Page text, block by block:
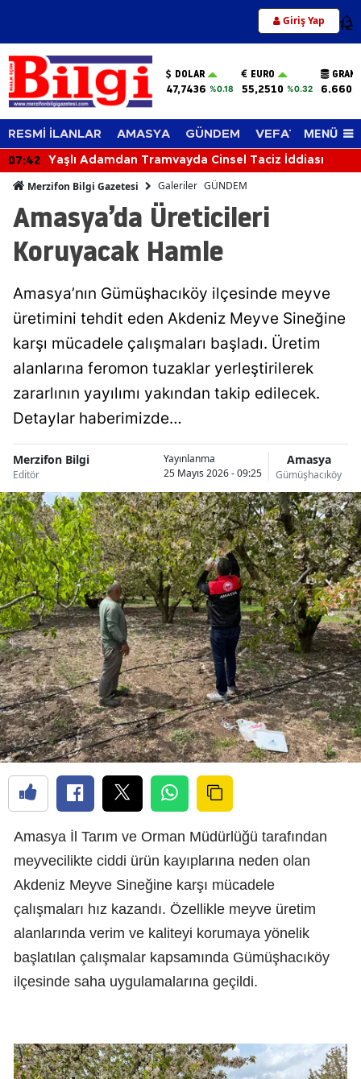
Giriş Yap 12
DOLAR
47,7436 %0.18
EURO
55,2510 %0.32
RESMİ İLANLAR AMASYA GÜNDEM VEFAT EDENLER
MENÜ
07:42 Yaşlı Adamdan Tramvayda Cinsel Taciz İddiası
Merzifon Bilgi Gazetesi Galeriler GÜNDEM
Amasya’da Üreticileri
Koruyacak Hamle
Amasya’nın Gümüşhacıköy ilçesinde meyve
üretimini tehdit eden Akdeniz Meyve Sineğine
karşı mücadele çalışmaları başladı. Üretim
alanlarına feromon tuzaklar yerleştirilerek
zararlının yayılımı yakından takip edilecek.
Detaylar haberimizde…
Merzifon Bilgi
Editör
Yayınlanma
25 Mayıs 2026 - 09:25
Amasya
Gümüşhacıköy
Amasya İl Tarım ve Orman Müdürlüğü tarafından
meyvecilikte ciddi ürün kayıplarına neden olan
Akdeniz Meyve Sineğine karşı mücadele
çalışmaları hız kazandı. Özellikle meyve üretim
alanlarında verim ve kaliteyi korumaya yönelik
başlatılan çalışmalar kapsamında Gümüşhacıköy
ilçesinde saha uygulamalarına geçildi.